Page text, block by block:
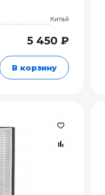
Китай
5 450 ₽
В корзину